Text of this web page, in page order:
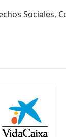
Sociales,